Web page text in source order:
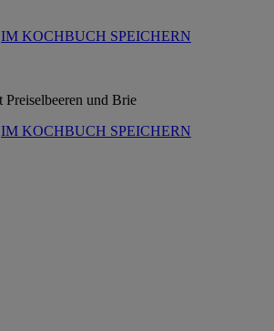
IM KOCHBUCH SPEICHERN
IM KOCHBUCH SPEICHERN